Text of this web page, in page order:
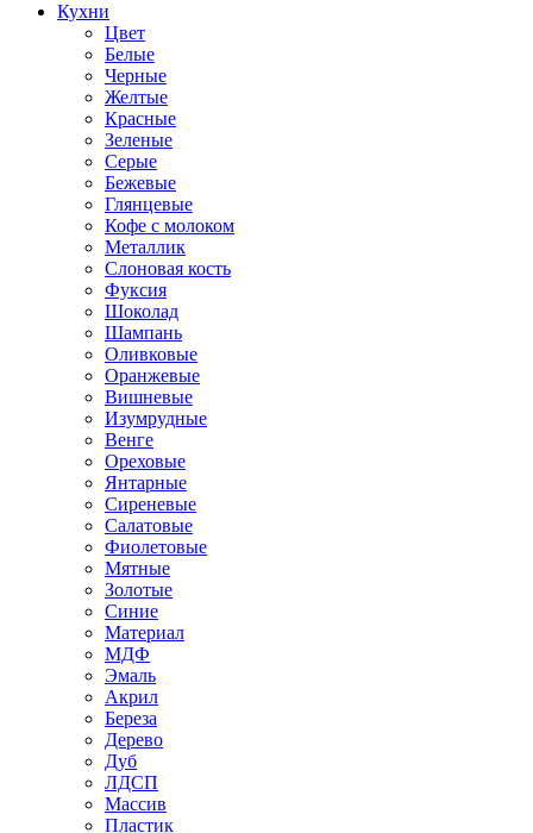
Кухни
Цвет
Белые
Черные
Желтые
Красные
Зеленые
Серые
Бежевые
Глянцевые
Кофе с молоком
Металлик
Слоновая кость
Фуксия
Шоколад
Шампань
Оливковые
Оранжевые
Вишневые
Изумрудные
Венге
Ореховые
Янтарные
Сиреневые
Салатовые
Фиолетовые
Мятные
Золотые
Синие
Материал
МДФ
Эмаль
Акрил
Береза
Дерево
Дуб
ЛДСП
Массив
Пластик